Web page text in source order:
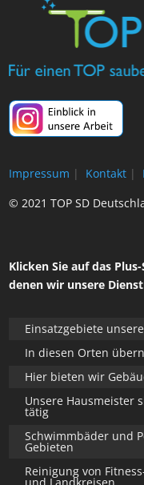
Impressum | Kontakt |
© 2021 TOP SD
Klicken Sie auf das
denen wir unsere
Einsatzgebiete
In diesen Orten
Hier bieten wir
Unsere Hausmeister
tätig
Schwimmbäder und
Gebieten
Reinigung von
und Landkreisen